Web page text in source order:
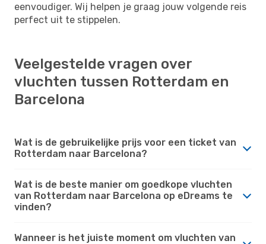
eenvoudiger. Wij helpen je graag jouw volgende reis
perfect uit te stippelen.
Veelgestelde vragen over
vluchten tussen Rotterdam en
Barcelona
Wat is de gebruikelijke prijs voor een ticket van
Rotterdam naar Barcelona?
Wat is de beste manier om goedkope vluchten
van Rotterdam naar Barcelona op eDreams te
vinden?
Wanneer is het juiste moment om vluchten van